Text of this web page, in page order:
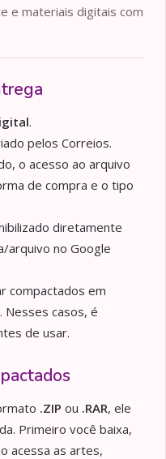
e materiais digitais com
.
pelos Correios.
o acesso ao arquivo
de compra e o tipo
diretamente
arquivo no Google
compactados em
. Nesses casos, é
de usar.
.ZIP ou .RAR, ele
Primeiro você baixa,
acessa as artes,